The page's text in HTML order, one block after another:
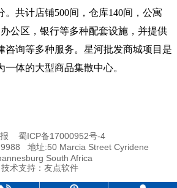
。共计店铺500间，仓库140间，公寓
公区，银行等多种配套设施，并提供
咨询等多种服务。星河批发商城项目是
体的大型商品集散中心。
报 蜀ICP备17000952号-4
地址:50 Marcia Street Cyridene
South Africa
技术支持： 友点软件